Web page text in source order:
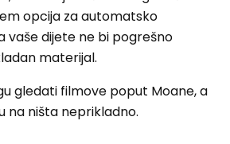
opcija za automatsko
vaše dijete ne bi pogrešno
materijal.
gledati filmove poput Moane, a
na ništa neprikladno.